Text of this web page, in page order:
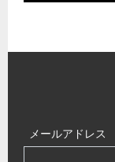
メールアドレス